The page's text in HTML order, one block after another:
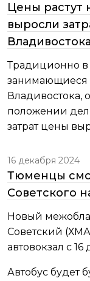
Цены растут
выросли
Владивостока
Традиционно
занимающиеся
Владивостока,
положении дел
затрат цены
16 декабря 2024
Тюменцы
Советского
Новый
Советский
автовокзал с 16
Автобус будет